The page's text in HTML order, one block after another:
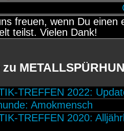
freuen, wenn Du
teilst. Vielen Dank!
TREFFEN 2022:
Amokmensch
TREFFEN 2020: